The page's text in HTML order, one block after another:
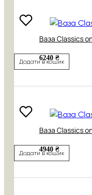
Ваза Classics
6240 ₴
Додати в кошик
Ваза Classics
4940 ₴
Додати в кошик